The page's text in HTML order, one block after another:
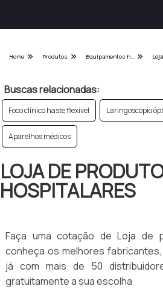
Home Produtos Equipamentos hospitalares - Categoria
Buscas relacionadas:
Foco clínico haste flexível Laringoscópio
Aparelhos médicos
LOJA DE
HOSPITALARES
Faça uma cotação de Loja de
conheça os melhores
já com mais de 50
gratuitamente a sua escolha